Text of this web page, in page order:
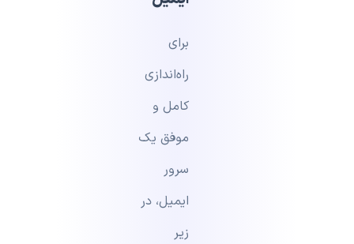
برای
راه‌اندازی
کامل و
موفق یک
سرور
ایمیل، در
زیر